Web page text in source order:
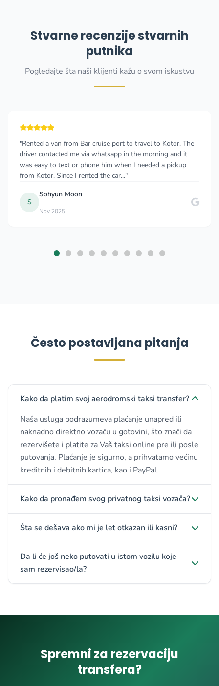
Stvarne recenzije stvarnih
putnika
Pogledajte šta naši klijenti kažu o svom iskustvu
"Rented a van from Bar cruise port to travel to Kotor. The
driver contacted me via whatsapp in the morning and it
was easy to text or phone him when I needed a pickup
from Kotor. Since I rented the car..."
S
Sohyun Moon
Nov 2025
Često postavljana pitanja
Kako da platim svoj aerodromski taksi transfer?
Naša usluga podrazumeva plaćanje unapred ili
naknadno direktno vozaču u gotovini, što znači da
rezervišete i platite za Vaš taksi online pre ili posle
putovanja. Plaćanje je sigurno, a prihvatamo većinu
kreditnih i debitnih kartica, kao i PayPal.
Kako da pronađem svog privatnog taksi vozača?
Šta se dešava ako mi je let otkazan ili kasni?
Da li će još neko putovati u istom vozilu koje
sam rezervisao/la?
Spremni za rezervaciju
transfera?